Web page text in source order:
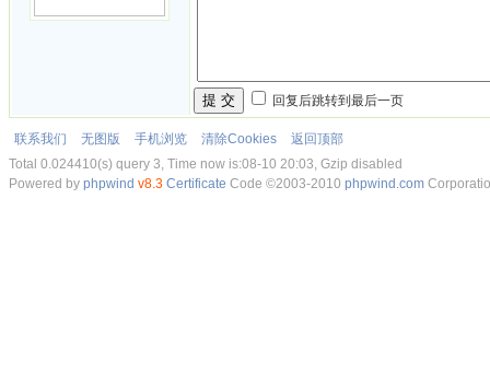
提 交 回复后跳转到最后一页
联系我们 无图版 手机浏览 清除Cookies
返回顶部
Total 0.024410(s) query 3, Time now is:08-10 20:03, Gzip disabled
Powered by phpwind v8.3 Certificate Code ©2003-2010 phpwind.com